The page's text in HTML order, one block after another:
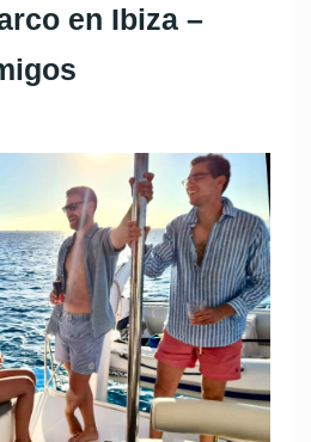
en Ibiza –